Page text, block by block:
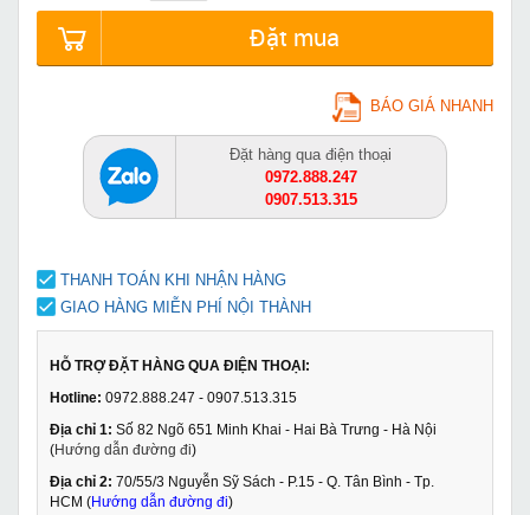
Đặt mua
BÁO GIÁ NHANH
Đặt hàng qua điện thoại
0972.888.247
0907.513.315
THANH TOÁN KHI NHẬN HÀNG
GIAO HÀNG MIỄN PHÍ NỘI THÀNH
HỖ TRỢ ĐẶT HÀNG QUA ĐIỆN THOẠI:
Hotline: 0972.888.247 - 0907.513.315
Địa chỉ 1: Số 82 Ngõ 651 Minh Khai - Hai Bà Trưng - Hà Nội
(Hướng dẫn đường đi)
Địa chỉ 2: 70/55/3 Nguyễn Sỹ Sách - P.15 - Q. Tân Bình - Tp.
HCM (Hướng dẫn đường đi)